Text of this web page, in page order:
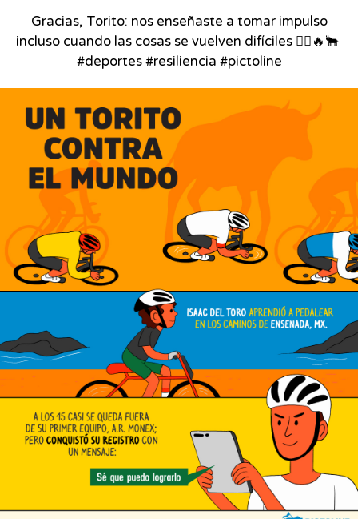
Gracias, Torito: nos enseñaste a tomar impulso
incluso cuando las cosas se vuelven difíciles 🚴‍♂️🔥🐂⁣ ⁣
#deportes #resiliencia #pictoline